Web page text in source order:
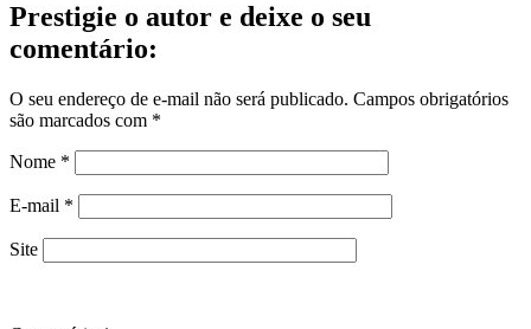
Prestigie o autor e deixe o seu
comentário:
O seu endereço de e-mail não será publicado. Campos obrigatórios
são marcados com *
Nome *
E-mail *
Site